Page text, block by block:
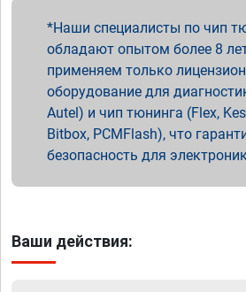
Наши специалисты по чип
обладают опытом более 8
применяем только
оборудование для
Autel) и чип тюнинга (Flex,
Bitbox, PCMFlash), что
безопасность для
Ваши действия: